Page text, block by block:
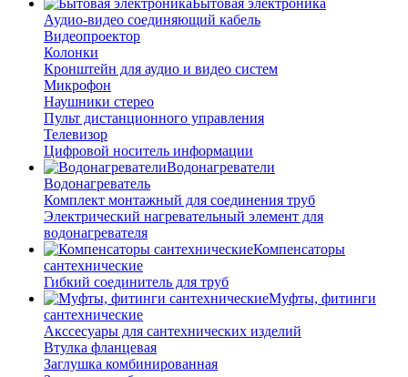
Аудио-видео соединяющий кабель
Видеопроектор
Колонки
Кронштейн для аудио и видео систем
Микрофон
Наушники стерео
Пульт дистанционного управления
Телевизор
Цифровой носитель информации
Водонагреватели
Водонагреватель
Комплект монтажный для соединения труб
Электрический нагревательный элемент для
водонагревателя
Компенсаторы
сантехнические
Гибкий соединитель для труб
Муфты, фитинги
сантехнические
Акссесуары для сантехнических изделий
Втулка фланцевая
Заглушка комбинированная